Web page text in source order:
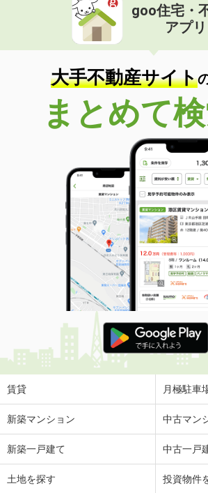
goo住宅・
アプリ
大手不動産サイト
まとめて検
賃貸 月極駐車
新築マンション 中古マン
新築一戸建て 中古一戸
土地を探す 投資物件